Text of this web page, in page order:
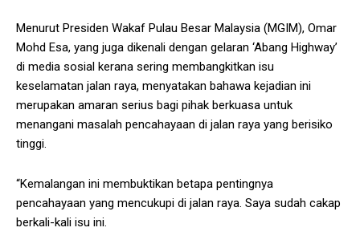
Menurut Presiden Wakaf Pulau Besar Malaysia (MGIM), Omar
Mohd Esa, yang juga dikenali dengan gelaran ‘Abang Highway’
di media sosial kerana sering membangkitkan isu
keselamatan jalan raya, menyatakan bahawa kejadian ini
merupakan amaran serius bagi pihak berkuasa untuk
menangani masalah pencahayaan di jalan raya yang berisiko
tinggi.
“Kemalangan ini membuktikan betapa pentingnya
pencahayaan yang mencukupi di jalan raya. Saya sudah cakap
berkali-kali isu ini.